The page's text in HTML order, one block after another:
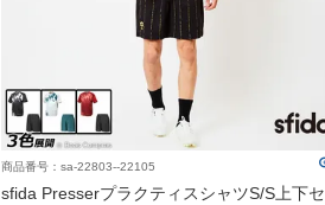
商品番号：sa-22803--22105
sfida PresserプラクティスシャツS/S上下セ